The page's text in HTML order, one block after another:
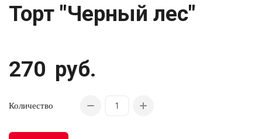
Торт "Черный лес"
270 руб.
Количество